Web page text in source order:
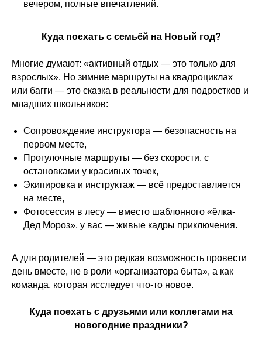
вечером, полные впечатлений.
Куда поехать с семьёй на Новый год?
Многие думают: «активный отдых — это только для
взрослых». Но зимние маршруты на квадроциклах
или багги — это сказка в реальности для подростков и
младших школьников:
Сопровождение инструктора — безопасность на
первом месте,
Прогулочные маршруты — без скорости, с
остановками у красивых точек,
Экипировка и инструктаж — всё предоставляется
на месте,
Фотосессия в лесу — вместо шаблонного «ёлка-
Дед Мороз», у вас — живые кадры приключения.
А для родителей — это редкая возможность провести
день вместе, не в роли «организатора быта», а как
команда, которая исследует что-то новое.
Куда поехать с друзьями или коллегами на
новогодние праздники?